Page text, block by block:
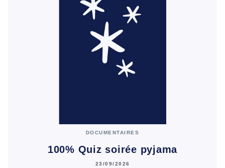
DOCUMENTAIRES
100% Quiz soirée pyjama
23/09/2026